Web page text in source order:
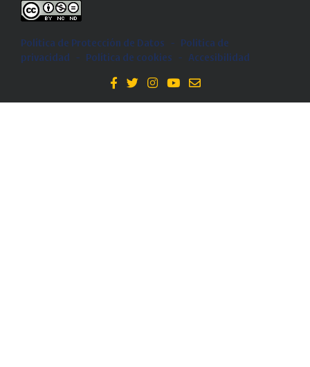
Política de Protección de Datos -
Politica de
privacidad
- Política de cookies - Accesibilidad